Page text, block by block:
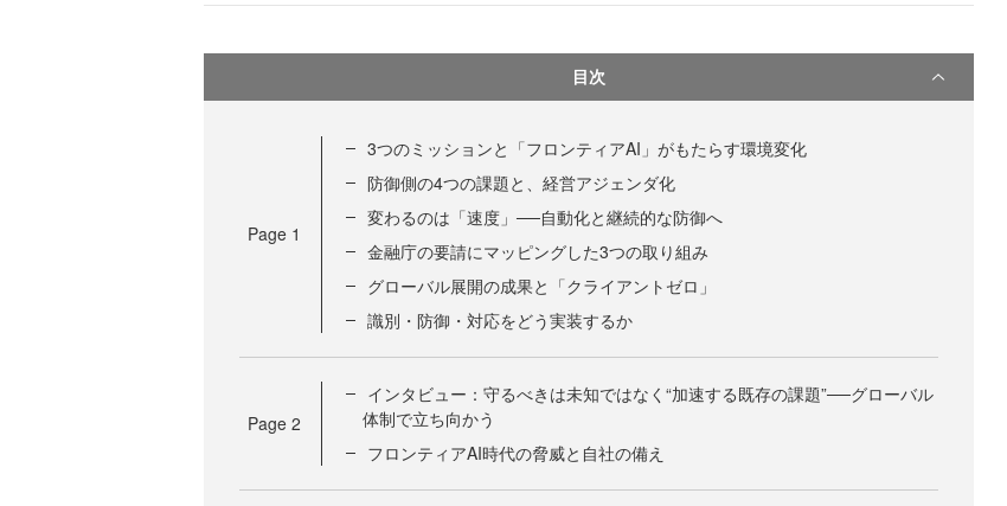
目次
Page 1
3つのミッションと「フロンティアAI」がもたらす環境変化
防御側の4つの課題と、経営アジェンダ化
変わるのは「速度」──自動化と継続的な防御へ
金融庁の要請にマッピングした3つの取り組み
グローバル展開の成果と「クライアントゼロ」
識別・防御・対応をどう実装するか
Page 2
インタビュー：守るべきは未知ではなく“加速する既存の課題”──グローバル
体制で立ち向かう
フロンティアAI時代の脅威と自社の備え